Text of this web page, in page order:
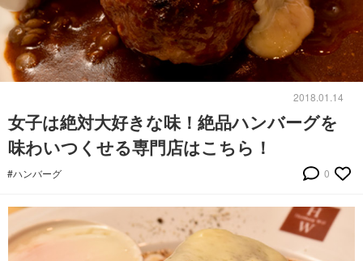
2018.01.14
女子は絶対大好きな味！絶品ハンバーグを
味わいつくせる専門店はこちら！
#ハンバーグ 0